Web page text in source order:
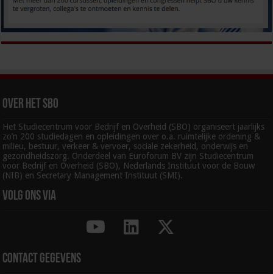
Over het SBO
Het Studiecentrum voor Bedrijf en Overheid (SBO) organiseert jaarlijks
zo’n 200 studiedagen en opleidingen over o.a. ruimtelijke ordening &
milieu, bestuur, verkeer & vervoer, sociale zekerheid, onderwijs en
gezondheidszorg. Onderdeel van Euroforum BV zijn Studiecentrum
voor Bedrijf en Overheid (SBO), Nederlands Instituut voor de Bouw
(NIB) en Secretary Management Instituut (SMI).
Volg ons via
Contact gegevens